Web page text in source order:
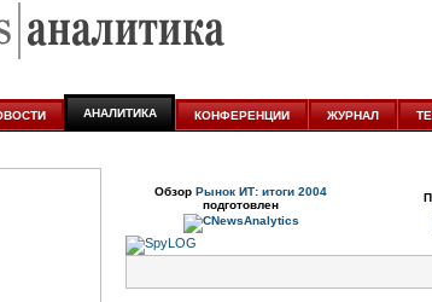
АНАЛИТИКА КОНФЕРЕНЦИИ ЖУРНАЛ
Обзор Рынок ИТ: итоги 2004
подготовлен